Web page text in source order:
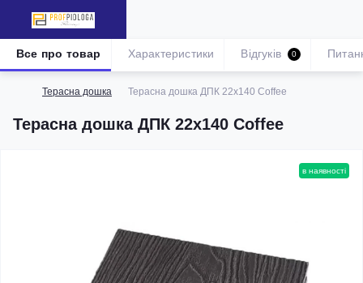
Терасна дошка Терасна дошка ДПК 22x140 Coffee
Терасна дошка ДПК 22x140 Coffee
Все про товар Характеристики Відгуків 0
в наявності